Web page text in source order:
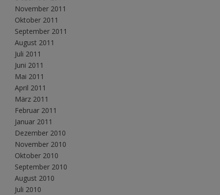
November 2011
Oktober 2011
September 2011
August 2011
Juli 2011
Juni 2011
Mai 2011
April 2011
März 2011
Februar 2011
Januar 2011
Dezember 2010
November 2010
Oktober 2010
September 2010
August 2010
Juli 2010